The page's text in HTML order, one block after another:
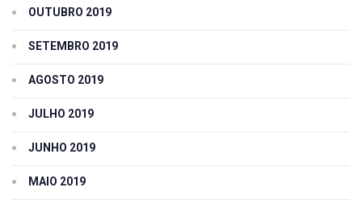
OUTUBRO 2019
SETEMBRO 2019
AGOSTO 2019
JULHO 2019
JUNHO 2019
MAIO 2019